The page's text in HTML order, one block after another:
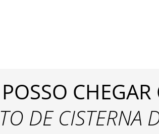
DE CISTERNA